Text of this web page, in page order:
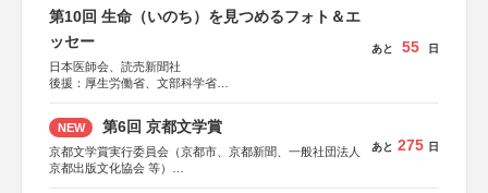
第10回 生命（いのち）を見つめるフォト＆エ
ッセー
日本医師会、読売新聞社
後援：厚生労働省、文部科学省
しん生命保険株式会社
あと 55 日
NEW 第6回 京都文学賞
京都文学賞実行委員会（京都市、京都新聞、一般社団法人
京都出版文化協会 等）
あと 275 日